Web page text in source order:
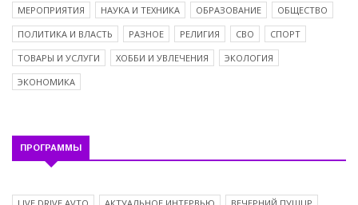
МЕРОПРИЯТИЯ
НАУКА И ТЕХНИКА ОБРАЗОВАНИЕ
ОБЩЕСТВО
ПОЛИТИКА И ВЛАСТЬ
РАЗНОЕ РЕЛИГИЯ СВО
СПОРТ
ТОВАРЫ И УСЛУГИ
ХОББИ И УВЛЕЧЕНИЯ
ЭКОЛОГИЯ
ЭКОНОМИКА
ПРОГРАММЫ